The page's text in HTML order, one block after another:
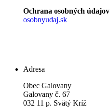
Ochrana osobných údajov
osobnyudaj.sk
Adresa
Obec Galovany
Galovany č. 67
032 11 p. Svätý Kríž